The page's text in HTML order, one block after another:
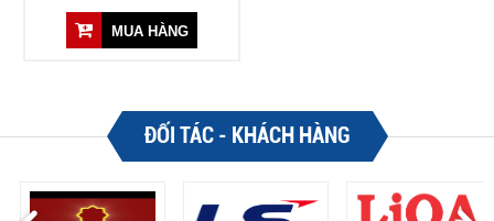
MUA HÀNG
ĐỐI TÁC - KHÁCH HÀNG